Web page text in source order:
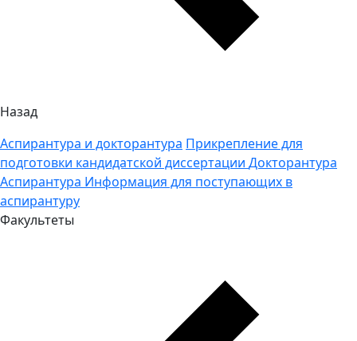
Назад
Аспирантура и докторантура Прикрепление для
подготовки кандидатской диссертации Докторантура
Аспирантура Информация для поступающих в
аспирантуру
Факультеты